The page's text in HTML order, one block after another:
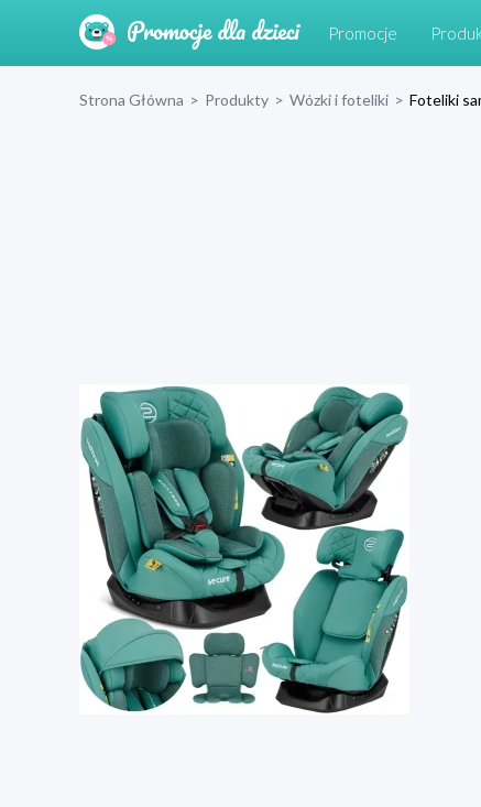
Promocje
Strona Główna > Produkty > Wózki i foteliki > Foteliki